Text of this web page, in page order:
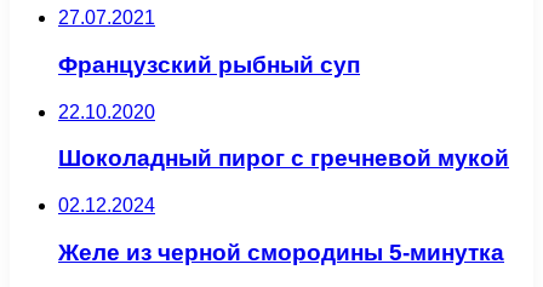
27.07.2021
Французский рыбный суп
22.10.2020
Шоколадный пирог с гречневой мукой
02.12.2024
Желе из черной смородины 5-минутка